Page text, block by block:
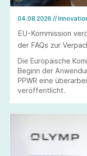
04.08.2026 //
EU-Kommission
der FAQs zur
Die Europäische
Beginn der
PPWR eine
veröffentlicht.